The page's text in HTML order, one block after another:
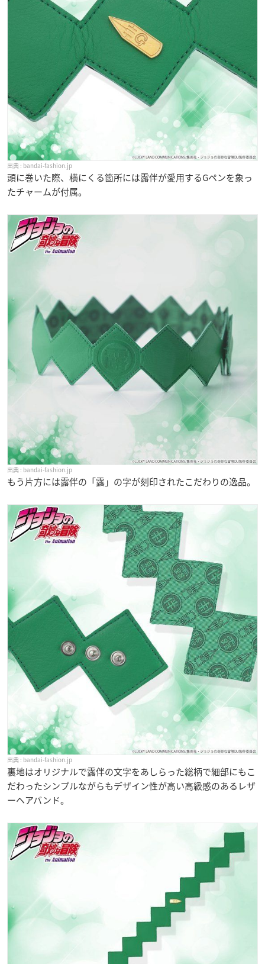
bandai-fashion.jp
頭に巻いた際、横にくる箇所には露伴が愛用するGペンを象っ
たチャームが付属。
bandai-fashion.jp
もう片方には露伴の「露」の字が刻印されたこだわりの逸品。
bandai-fashion.jp
裏地はオリジナルで露伴の文字をあしらった総柄で細部にもこ
だわったシンプルながらもデザイン性が高い高級感のあるレザ
ーヘアバンド。